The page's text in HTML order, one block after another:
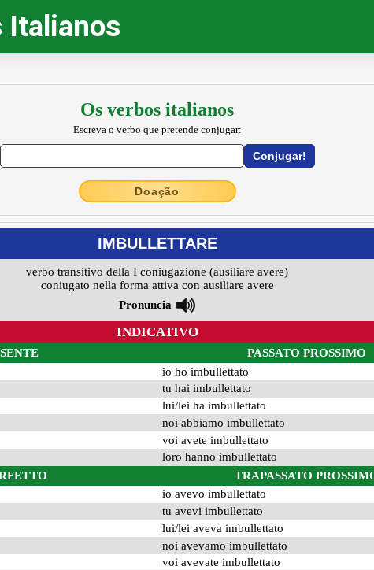
Italianos
Os verbos italianos
Escreva o verbo que pretende conjugar:
Doação
IMBULLETTARE
verbo transitivo della I coniugazione (ausiliare avere)
coniugato nella forma attiva con ausiliare avere
Pronuncia
INDICATIVO
PASSATO PROSSIMO
io ho imbullettato
tu hai imbullettato
lui/lei ha imbullettato
noi abbiamo imbullettato
voi avete imbullettato
loro hanno imbullettato
TRAPASSATO
io avevo imbullettato
tu avevi imbullettato
lui/lei aveva imbullettato
noi avevamo imbullettato
voi avevate imbullettato